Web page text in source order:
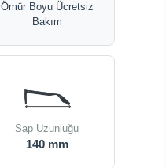
Ömür Boyu Ücretsiz
Bakım
Sap Uzunluğu
140 mm